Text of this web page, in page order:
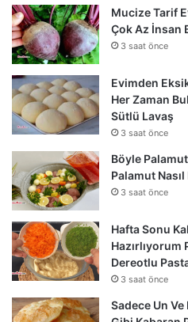
Mucize Tarif
Çok Az İnsan
3 saat önce
Evimden
Her Zaman
Sütlü Lavaş
3 saat önce
Böyle
Palamut
3 saat önce
Hafta Sonu
Hazırlıyorum
Dereotlu
3 saat önce
Sadece Un